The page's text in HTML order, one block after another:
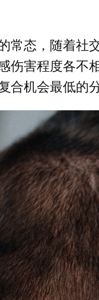
常态，随着社
伤害程度各不
合机会最低的